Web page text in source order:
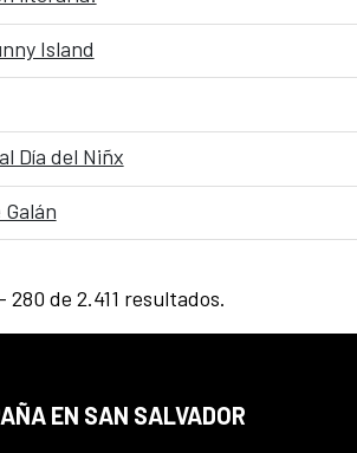
Island
Día del Niñx
de 2.411 resultados.
EN SAN SALVADOR